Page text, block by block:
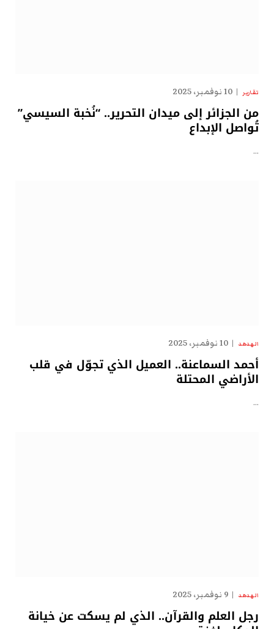
تقارير 10 نوفمبر، 2025
من الجزائر إلى ميدان التحرير.. “نُخبة السيسي”
تُواصل الإبداع
…
الهدهد 10 نوفمبر، 2025
أحمد السماعنة.. العميل الذي تجوّل في قلب
الأراضي المحتلة
…
الهدهد 9 نوفمبر، 2025
رجل العلم والقرآن.. الذي لم يسكت عن خيانة